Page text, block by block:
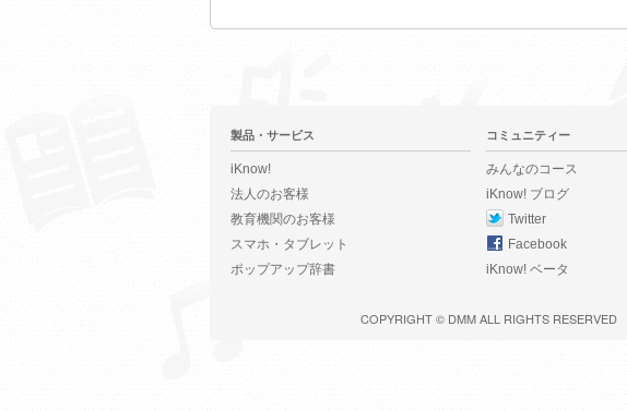
製品・サービス
iKnow!
法人のお客様
教育機関のお客様
スマホ・タブレット
ポップアップ辞書
コミュニティー
みんなのコース
iKnow! ブログ
Twitter
Facebook
iKnow! ベータ
COPYRIGHT © DMMALL RIGHTS RESERVED